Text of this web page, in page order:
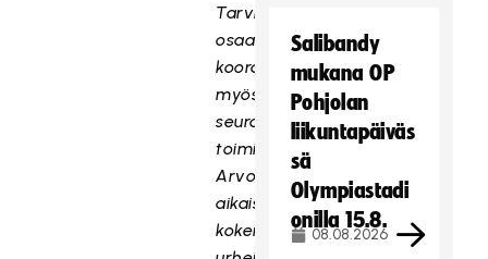
Tarvittaessa
osaat
koordinoida
myös
seurantalomme
toimintoja.
Arvostamme
aikaisempaa
kokemusta
Salibandy
mukana OP
Pohjolan
liikuntapäiväs
sä
Olympiastadi
onilla 15.8.
08.08.2026